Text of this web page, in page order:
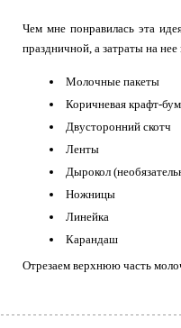
Чем мне понравилась эта
праздничной, а затраты на
Молочные пакеты
Коричневая крафт-
Двусторонний скотч
Ленты
Дырокол
Ножницы
Линейка
Карандаш
Отрезаем верхнюю часть